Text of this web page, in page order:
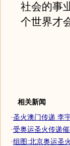
社会的事
个世界才
相关新闻
·圣火澳门传递 李
·受奥运圣火传递
·组图:北京奥运圣